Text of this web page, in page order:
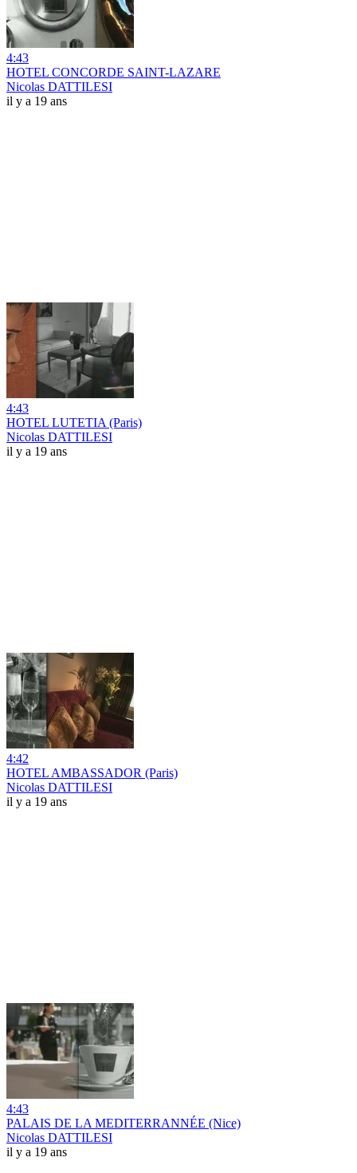
4:43
HOTEL CONCORDE SAINT-LAZARE
Nicolas DATTILESI
il y a 19 ans
4:43
HOTEL LUTETIA (Paris)
Nicolas DATTILESI
il y a 19 ans
4:42
HOTEL AMBASSADOR (Paris)
Nicolas DATTILESI
il y a 19 ans
4:43
PALAIS DE LA MEDITERRANNÉE (Nice)
Nicolas DATTILESI
il y a 19 ans